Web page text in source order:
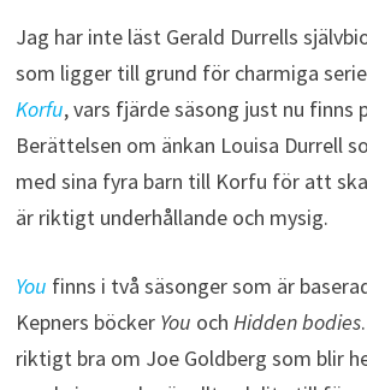
Jag har inte läst Gerald Durrells
som ligger till grund för charmiga
Korfu, vars fjärde säsong just nu finns
Berättelsen om änkan Louisa Durrell
med sina fyra barn till Korfu för att
är riktigt underhållande och mysig.
You finns i två säsonger som är
Kepners böcker You och Hidden bodies
riktigt bra om Joe Goldberg som blir